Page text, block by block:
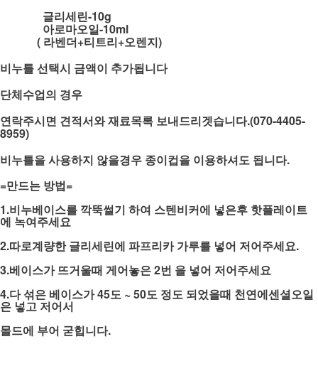
글리세린-10g
아로마오일-10ml
( 라벤더+티트리+오렌지)
비누틀 선택시 금액이 추가됩니다
단체수업의 경우
연락주시면 견적서와 재료목록 보내드리겟습니다.(070-4405-
8959)
비누틀을 사용하지 않을경우 종이컵을 이용하셔도 됩니다.
=만드는 방법=
1.비누베이스를 깍뚝썰기 하여 스텐비커에 넣은후 핫플레이트
에 녹여주세요
2.따로계량한 글리세린에 파프리카 가루를 넣어 저어주세요.
3.베이스가 뜨거울때 게어놓은 2번 을 넣어 저어주세요
4.다 섞은 베이스가 45도 ~ 50도 정도 되었을때 천연에센셜오일
은 넣고 저어서
몰드에 부어 굳힙니다.